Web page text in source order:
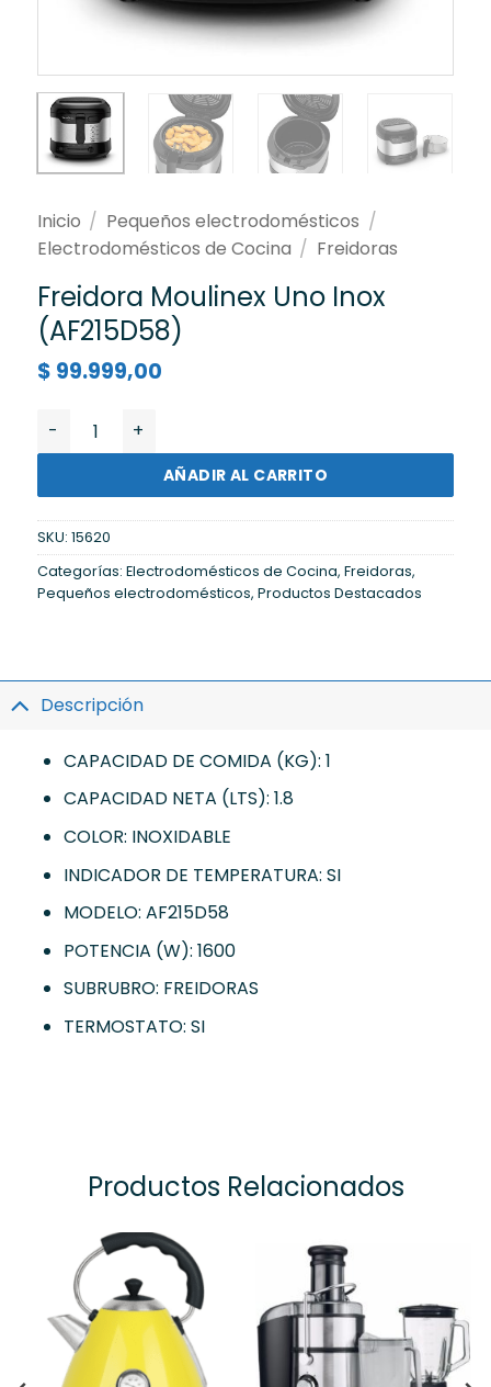
Inicio / Pequeños electrodomésticos /
Electrodomésticos de Cocina / Freidoras
Freidora Moulinex Uno Inox
(AF215D58)
$ 99.999,00
Freidora Moulinex Uno Inox (AF215D58) cantidad
AÑADIR AL CARRITO
SKU: 15620
Categorías: Electrodomésticos de Cocina, Freidoras,
Pequeños electrodomésticos, Productos Destacados
Descripción
CAPACIDAD DE COMIDA (KG): 1
CAPACIDAD NETA (LTS): 1.8
COLOR: INOXIDABLE
INDICADOR DE TEMPERATURA: SI
MODELO: AF215D58
POTENCIA (W): 1600
SUBRUBRO: FREIDORAS
TERMOSTATO: SI
Productos Relacionados